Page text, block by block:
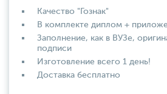
Качество "Гознак"
В комплекте диплом +
Заполнение, как в ВУЗе,
подписи
Изготовление всего 1 день!
Доставка бесплатно